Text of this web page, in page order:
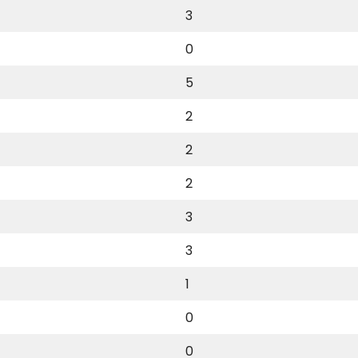
3
0
5
2
2
2
3
3
1
0
0